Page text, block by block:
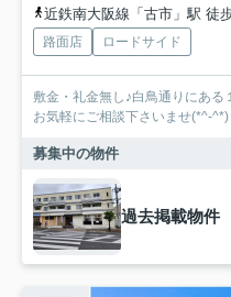
近鉄南大阪線「古市」駅 徒
路面店 ロードサイド
敷金・礼金無し♪白鳥通りにあ
お気軽にご相談下さいませ(*^-^*)
募集中の物件
過去掲載物件